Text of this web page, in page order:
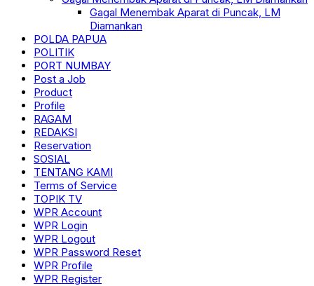
Gagal Menembak Aparat di Puncak, LM
Diamankan
POLDA PAPUA
POLITIK
PORT NUMBAY
Post a Job
Product
Profile
RAGAM
REDAKSI
Reservation
SOSIAL
TENTANG KAMI
Terms of Service
TOPIK TV
WPR Account
WPR Login
WPR Logout
WPR Password Reset
WPR Profile
WPR Register